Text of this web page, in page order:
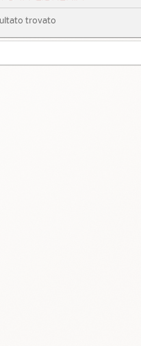
trovato